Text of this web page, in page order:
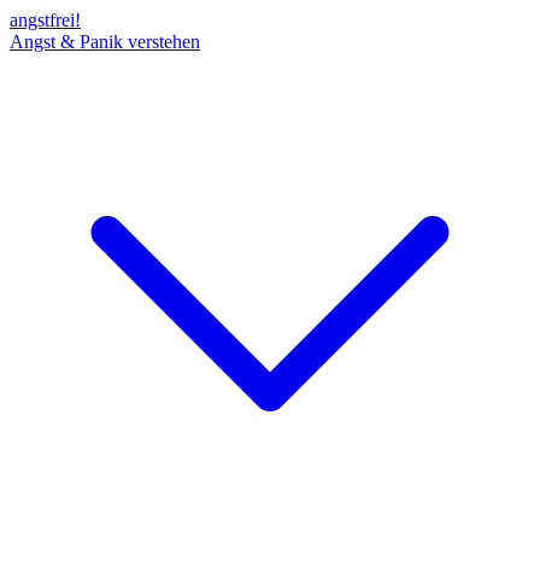
angstfrei!
Angst & Panik verstehen